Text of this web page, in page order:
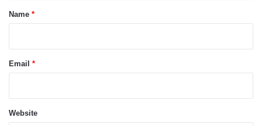
*Name *
Email *
Website